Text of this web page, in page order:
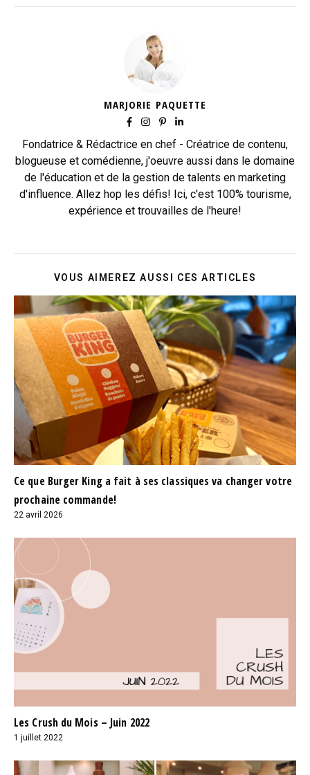
MARJORIE PAQUETTE
Fondatrice & Rédactrice en chef - Créatrice de contenu,
blogueuse et comédienne, j'oeuvre aussi dans le domaine
de l'éducation et de la gestion de talents en marketing
d'influence. Allez hop les défis! Ici, c'est 100% tourisme,
expérience et trouvailles de l'heure!
VOUS AIMEREZ AUSSI CES ARTICLES
Ce que Burger King a fait à ses classiques va changer votre
prochaine commande!
22 avril 2026
Les Crush du Mois – Juin 2022
1 juillet 2022